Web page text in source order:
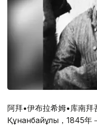
阿拜•伊布拉希姆•库南
Құнанбайұлы，1845年